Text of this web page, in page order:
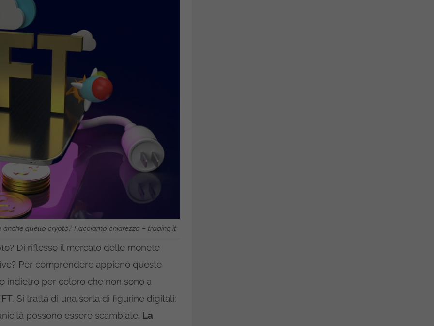
quello crypto? Facciamo chiarezza – trading.it
Di riflesso il mercato delle monete
Per comprendere appieno queste
indietro per coloro che non sono a
Si tratta di una sorta di figurine digitali:
possono essere scambiate. La